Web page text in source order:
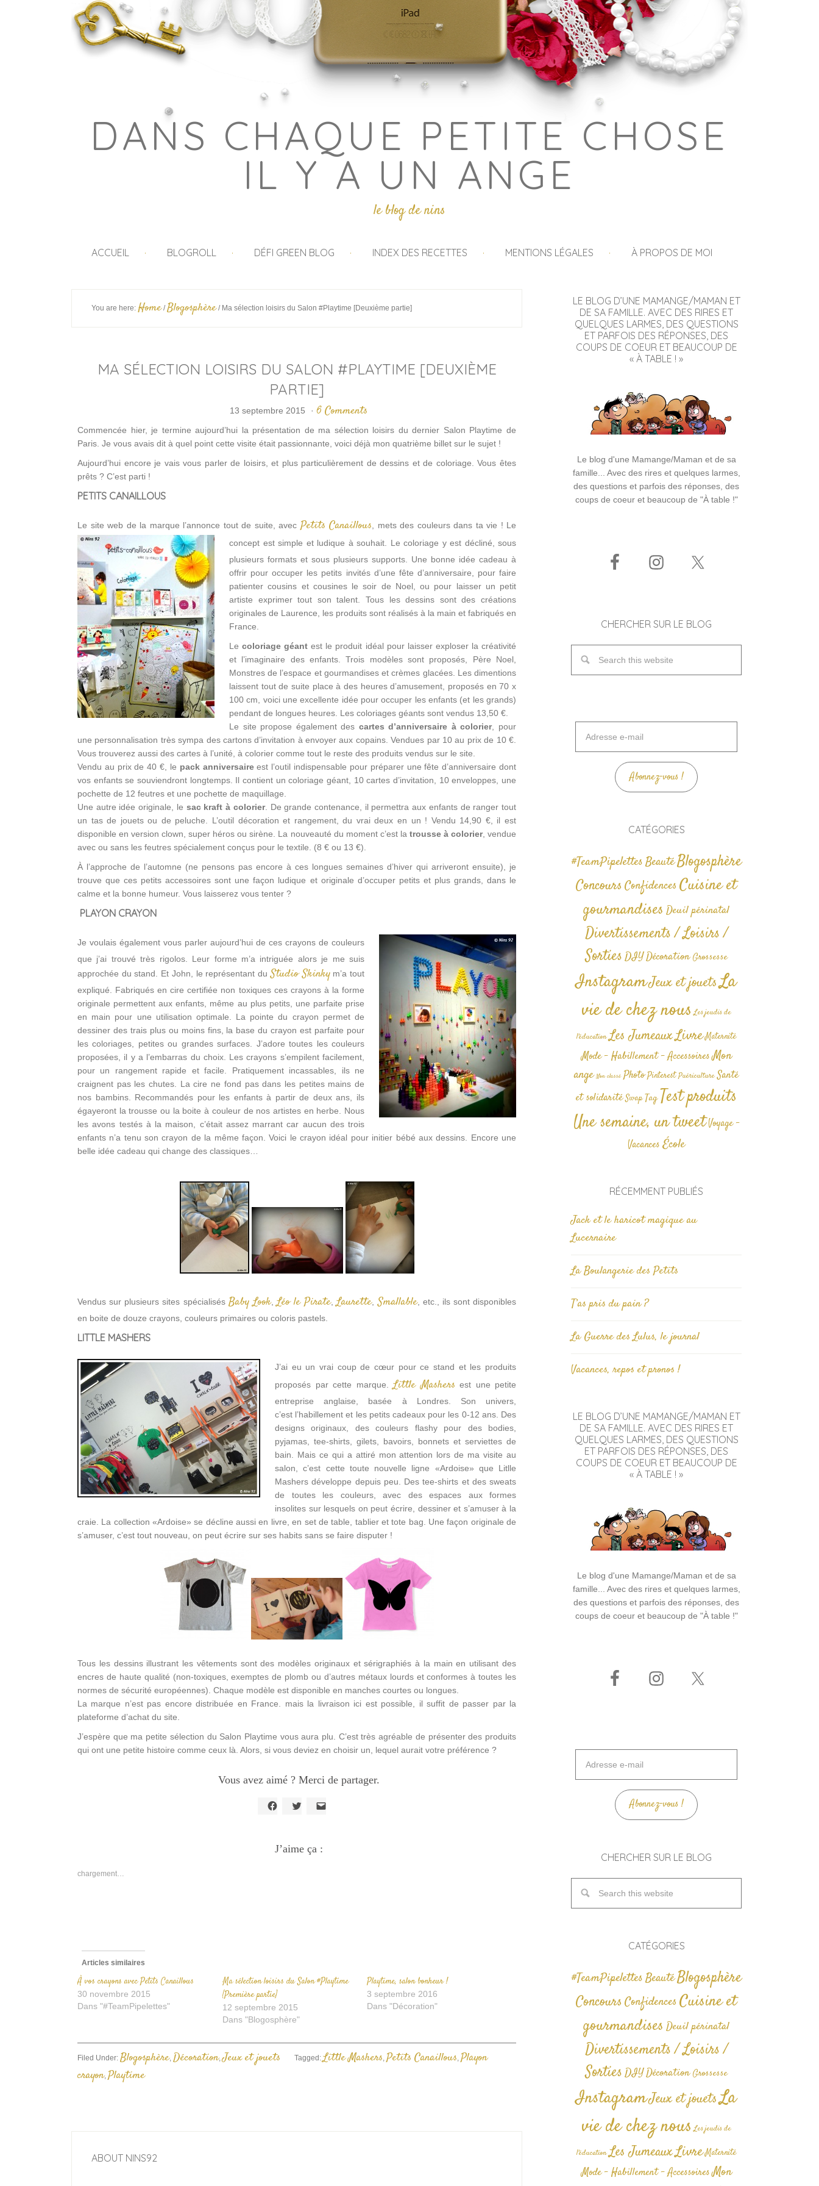
DANS CHAQUE PETITE CHOSE
IL Y A UN ANGE
le blog de nins
ACCUEIL BLOGROLL DÉFI GREEN BLOG INDEX DES RECETTES MENTIONS LÉGALES À PROPOS DE MOI
You are here: Home / Blogosphère /Ma sélection loisirs du Salon #Playtime [Deuxième partie]
MA SÉLECTION LOISIRS DU SALON #PLAYTIME [DEUXIÈME
PARTIE]
13 septembre 2015 · 6 Comments
Commencée hier, je termine aujourd’hui la présentation de ma sélection loisirs du dernier Salon Playtime de
Paris. Je vous avais dit à quel point cette visite était passionnante, voici déjà mon quatrième billet sur le sujet !
Aujourd’hui encore je vais vous parler de loisirs, et plus particulièrement de dessins et de coloriage. Vous êtes
prêts ? C’est parti !
PETITS CANAILLOUS
Le site web de la marque l’annonce tout de suite, avec Petits Canaillous , mets des couleurs dans ta vie ! Le
concept est simple et ludique à souhait. Le coloriage y est décliné, sous
plusieurs formats et sous plusieurs supports. Une bonne idée cadeau à
offrir pour occuper les petits invités d’une fête d’anniversaire, pour faire
patienter cousins et cousines le soir de Noel, ou pour laisser un petit
artiste exprimer tout son talent. Tous les dessins sont des créations
originales de Laurence, les produits sont réalisés à la main et fabriqués en
France.
Lecoloriage géant est le produit idéal pour laisser exploser la créativité
et l’imaginaire des enfants. Trois modèles sont proposés, Père Noel,
Monstres de l’espace et gourmandises et crèmes glacées. Les dimentions
laissent tout de suite place à des heures d’amusement, proposés en 70 x
100 cm, voici une excellente idée pour occuper les enfants (et les grands)
pendant de longues heures. Les coloriages géants sont vendus 13,50 €.
Le site propose également des cartes d’anniversaire à colorier, pour
une personnalisation très sympa des cartons d’invitation à envoyer aux copains. Vendues par 10 au prix de 10 €.
Vous trouverez aussi des cartes à l’unité, à colorier comme tout le reste des produits vendus sur le site.
Vendu au prix de 40 €, le pack anniversaireest l’outil indispensable pour préparer une fête d’anniversaire dont
vos enfants se souviendront longtemps. Il contient un coloriage géant, 10 cartes d’invitation, 10 enveloppes, une
pochette de 12 feutres et une pochette de maquillage.
Une autre idée originale, le sac kraft à colorier. De grande contenance, il permettra aux enfants de ranger tout
un tas de jouets ou de peluche. L’outil décoration et rangement, du vrai deux en un ! Vendu 14,90 €, il est
disponible en version clown, super héros ou sirène. La nouveauté du moment c’est la trousse à colorier, vendue
avec ou sans les feutres spécialement conçus pour le textile. (8 € ou 13 €).
À l’approche de l’automne (ne pensons pas encore à ces longues semaines d’hiver qui arriveront ensuite), je
trouve que ces petits accessoires sont une façon ludique et originale d’occuper petits et plus grands, dans le
calme et la bonne humeur. Vous laisserez vous tenter ?
PLAYON CRAYON
Je voulais également vous parler aujourd’hui de ces crayons de couleurs
que j’ai trouvé très rigolos. Leur forme m’a intriguée alors je me suis
approchée du stand. Et John, le représentant du Studio Skinkym’a tout
expliqué. Fabriqués en cire certifiée non toxiques ces crayons à la forme
originale permettent aux enfants, même au plus petits, une parfaite prise
en main pour une utilisation optimale. La pointe du crayon permet de
dessiner des trais plus ou moins fins, la base du crayon est parfaite pour
les coloriages, petites ou grandes surfaces. J’adore toutes les couleurs
proposées, il y a l’embarras du choix. Les crayons s’empilent facilement,
pour un rangement rapide et facile. Pratiquement incassables, ils ne
craignent pas les chutes. La cire ne fond pas dans les petites mains de
nos bambins. Recommandés pour les enfants à partir de deux ans, ils
égayeront la trousse ou la boite à couleur de nos artistes en herbe. Nous
les avons testés à la maison, c’était assez marrant car aucun des trois
enfants n’a tenu son crayon de la même façon. Voici le crayon idéal pour initier bébé aux dessins. Encore une
belle idée cadeau qui change des classiques…
Vendus sur plusieurs sites spécialisés Baby Look, Léo le Pirate,Laurette, Smallable, etc., ils sont disponibles
en boite de douze crayons, couleurs primaires ou coloris pastels.
LITTLE MASHERS
J’ai eu un vrai coup de cœur pour ce stand et les produits
proposés par cette marque. Little Mashers est une petite
entreprise anglaise, basée à Londres. Son univers,
c’est l’habillement et les petits cadeaux pour les 0-12 ans. Des
designs originaux, des couleurs flashy pour des bodies,
pyjamas, tee-shirts, gilets, bavoirs, bonnets et serviettes de
bain. Mais ce qui a attiré mon attention lors de ma visite au
salon, c’est cette toute nouvelle ligne «Ardoise» que Litlle
Mashers développe depuis peu. Des tee-shirts et des sweats
de toutes les couleurs, avec des espaces aux formes
insolites sur lesquels on peut écrire, dessiner et s’amuser à la
craie. La collection «Ardoise» se décline aussi en livre, en set de table, tablier et tote bag. Une façon originale de
s’amuser, c’est tout nouveau, on peut écrire sur ses habits sans se faire disputer !
Tous les dessins illustrant les vêtements sont des modèles originaux et sérigraphiés à la main en utilisant des
encres de haute qualité (non-toxiques, exemptes de plomb ou d’autres métaux lourds et conformes à toutes les
normes de sécurité européennes). Chaque modèle est disponible en manches courtes ou longues.
La marque n’est pas encore distribuée en France. mais la livraison ici est possible, il suffit de passer par la
plateforme d’achat du site.
J’espère que ma petite sélection du Salon Playtime vous aura plu. C’est très agréable de présenter des produits
qui ont une petite histoire comme ceux là. Alors, si vous deviez en choisir un, lequel aurait votre préférence ?
Vous avez aimé ? Merci de partager.
Facebook(ouvre
dans
Twitter(ouvre
dans
lien
par
J’aime ça :
chargement…
Articles similaires
À vos crayons avec Petits Canaillous
30 novembre 2015
Dans "#TeamPipelettes"
Ma sélection loisirs du Salon #Playtime
[Première partie]
12 septembre 2015
Dans "Blogosphère"
Playtime, salon bonheur !
3 septembre 2016
Dans "Décoration"
Filed Under: Blogosphère, Décoration,Jeux et jouets Tagged: Little Mashers Petits Canaillous Playon
crayon, Playtime
ABOUT NINS92
LE BLOG D’UNE MAMANGE/MAMAN ET
DE SA FAMILLE. AVEC DES RIRES ET
QUELQUES LARMES, DES QUESTIONS
ET PARFOIS DES RÉPONSES, DES
COUPS DE COEUR ET BEAUCOUP DE
« À TABLE ! »
Le blog d'une Mamange/Maman et de sa
famille... Avec des rires et quelques larmes,
des questions et parfois des réponses, des
coups de coeur et beaucoup de "À table !"
CHERCHER SUR LE BLOG
mail
Abonnez-vous !
CATÉGORIES
#TeamPipelettesBeautéBlogosphère
ConcoursConfidences Cuisine et
gourmandises Deuil périnatal
Divertissements / Loisirs /
SortiesDIYDécoration Grossesse
InstagramJeux et jouetsLa
vie de chez nous Les jeudis de
l'éducation Les JumeauxLivre Maternité
Mode - Habillement - AccessoiresMon
ange Non classé Photo Pinterest Puériculture Santé
et solidarité Swap TagTest produits
Une semaine, un tweetVoyage -
Vacances École
RÉCEMMENT PUBLIÉS
Jack et le haricot magique au
Lucernaire
La Boulangerie des Petits
T’as pris du pain ?
La Guerre des Lulus, le journal
Vacances, repos et pronos !
LE BLOG D’UNE MAMANGE/MAMAN ET
DE SA FAMILLE. AVEC DES RIRES ET
QUELQUES LARMES, DES QUESTIONS
ET PARFOIS DES RÉPONSES, DES
COUPS DE COEUR ET BEAUCOUP DE
« À TABLE ! »
Le blog d'une Mamange/Maman et de sa
famille... Avec des rires et quelques larmes,
des questions et parfois des réponses, des
coups de coeur et beaucoup de "À table !"
mail
Abonnez-vous !
CHERCHER SUR LE BLOG
CATÉGORIES
#TeamPipelettesBeautéBlogosphère
ConcoursConfidences Cuisine et
gourmandises Deuil périnatal
Divertissements / Loisirs /
SortiesDIYDécoration Grossesse
InstagramJeux et jouetsLa
vie de chez nous Les jeudis de
l'éducation Les JumeauxLivre Maternité
Mode - Habillement - AccessoiresMon